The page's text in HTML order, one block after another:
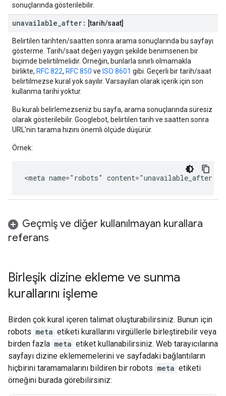
sonuçlarında gösterilebilir.
unavailable after: [tarih/saat]
Belirtilen tarihten/saatten sonra arama sonuçlarında bu sayfayı
gösterme. Tarih/saat değeri yaygın şekilde benimsenen bir
biçimde belirtilmelidir. Örneğin, bunlarla sınırlı olmamakla
birlikte, RFC 822, RFC 850 ve ISO 8601 gibi. Geçerli bir tarih/saat
belirtilmezse kural yok sayılır. Varsayılan olarak içerik için son
kullanma tarihi yoktur.
Bu kuralı belirlemezseniz bu sayfa, arama sonuçlarında süresiz
olarak gösterilebilir. Googlebot, belirtilen tarih ve saatten sonra
URL'nin tarama hızını önemli ölçüde düşürür.
Örnek:
<meta name="robots" content="unavailable_after:
Geçmiş ve diğer kullanılmayan kurallara
referans
Birleşik dizine ekleme ve sunma
kurallarını işleme
Birden çok kural içeren talimat oluşturabilirsiniz. Bunun için
robots meta etiketi kurallarını virgüllerle birleştirebilir veya
birden fazla meta etiket kullanabilirsiniz. Web tarayıcılarına
sayfayı dizine eklememelerini ve sayfadaki bağlantıların
hiçbirini taramamalarını bildiren bir robots meta etiketi
örneğini burada görebilirsiniz: